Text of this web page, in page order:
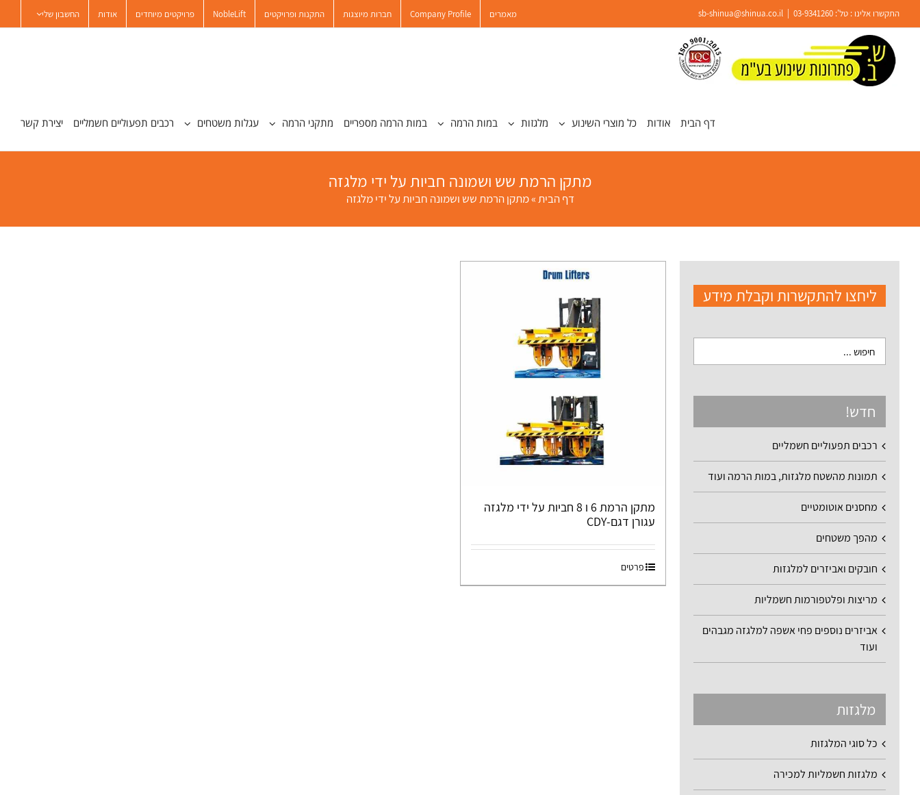
פתח סרגל נגישות
content
התקשרו אלינו : טל': 03-9341260
sb-shinua@shinua.co.il מאמרים Company Profile חברות מיוצגות התקנות ופרויקטים NobleLift פרויקטים מיוחדים אודות החשבון שלי
דף הבית אודות כל מוצרי השינוע מלגזות במות הרמה במות הרמה מספריים מתקני הרמה עגלות משטחים רכבים תפעוליים חשמליים יצירת קשר
מתקן הרמת שש ושמונה חביות על ידי מלגזה
דף הבית»מתקן הרמת שש ושמונה חביות על ידי מלגזה
מתקן הרמת 6 ו 8 חביות על ידי מלגזה
עגורן דגם-CDY
פרטים
ליחצו להתקשרות וקבלת מידע
חדש!
רכבים תפעוליים חשמליים
תמונות מהשטח מלגזות, במות הרמה ועוד
מחסנים אוטומטיים
מהפך משטחים
חובקים ואביזרים למלגזות
מריצות ופלטפורמות חשמליות
אביזרים נוספים פחי אשפה למלגזה מגבהים
ועוד
מלגזות
כל סוגי המלגזות
מלגזות חשמליות למכירה